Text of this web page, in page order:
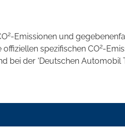
2-Emissionen und
spezifischen CO2-
bei der 'Deutschen Automobil